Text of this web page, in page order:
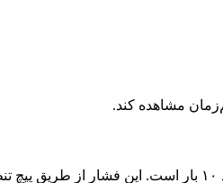
مشاهده کند.